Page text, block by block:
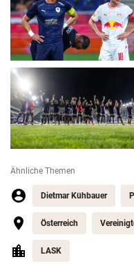
Ähnliche Themen
Dietmar Kühbauer
Österreich
LASK